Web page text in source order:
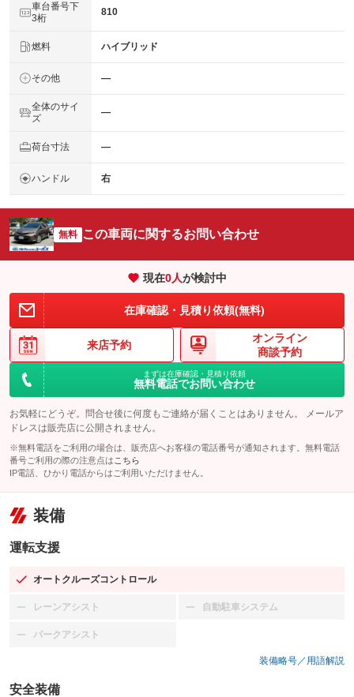
車台番号下
3桁
810
燃料 ハイブリッド
その他 ―
全体のサイ
ズ
―
荷台寸法 ―
ハンドル 右
無料 この車両に関するお問い合わせ
現在0人が検討中
在庫確認・見積り依頼(無料)
来店予約
オンライン
商談予約
まずは在庫確認・見積り依頼
無料電話でお問い合わせ
お気軽にどうぞ。問合せ後に何度もご連絡が届くことはありません。 メールア
ドレスは販売店に公開されません。
※無料電話をご利用の場合は、販売店へお客様の電話番号が通知されます。無料電話
番号ご利用の際の注意点は こちら
IP電話、ひかり電話からはご利用いただけません。
装備
運転支援
オートクルーズコントロール
：装備あり
レーンアシスト
：装備なし 自動駐車システム
：装備なし
パークアシスト
：装備なし
装備略号／用語解説
安全装備